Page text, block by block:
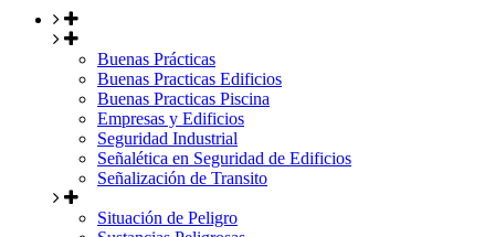
Buenas Prácticas
Buenas Practicas Edificios
Buenas Practicas Piscina
Empresas y Edificios
Seguridad Industrial
Señalética en Seguridad de Edificios
Señalización de Transito
Situación de Peligro